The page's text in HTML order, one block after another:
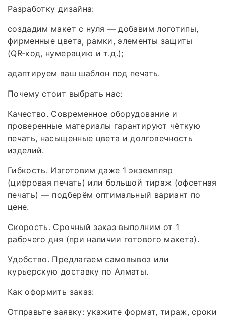
Разработку дизайна:
создадим макет с нуля — добавим логотипы,
фирменные цвета, рамки, элементы защиты
(QR‑код, нумерацию и т. д.);
адаптируем ваш шаблон под печать.
Почему стоит выбрать нас:
Качество. Современное оборудование и
проверенные материалы гарантируют чёткую
печать, насыщенные цвета и долговечность
изделий.
Гибкость. Изготовим даже 1 экземпляр
(цифровая печать) или большой тираж (офсетная
печать) — подберём оптимальный вариант по
цене.
Скорость. Срочный заказ выполним от 1
рабочего дня (при наличии готового макета).
Удобство. Предлагаем самовывоз или
курьерскую доставку по Алматы.
Как оформить заказ:
Отправьте заявку: укажите формат, тираж, сроки